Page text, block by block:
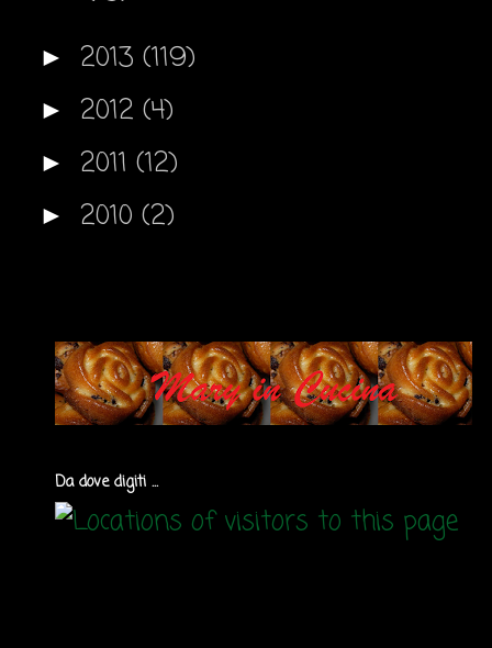
► 2013 (119)
► 2012 (4)
► 2011 (12)
► 2010 (2)
Da dove digiti ...